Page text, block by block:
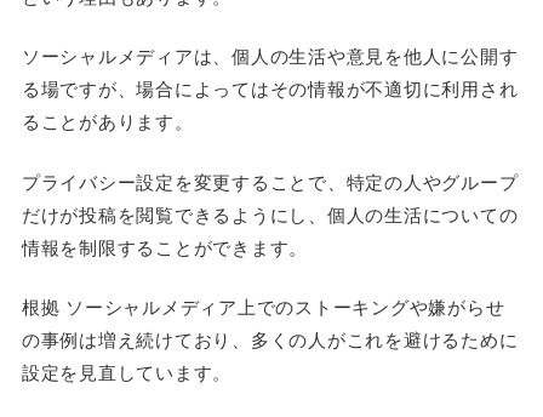
ソーシャルメディアは、個人の生活や意見を他人に公開す
る場ですが、場合によってはその情報が不適切に利用され
ることがあります。
プライバシー設定を変更することで、特定の人やグループ
だけが投稿を閲覧できるようにし、個人の生活についての
情報を制限することができます。
根拠 ソーシャルメディア上でのストーキングや嫌がらせ
の事例は増え続けており、多くの人がこれを避けるために
設定を見直しています。